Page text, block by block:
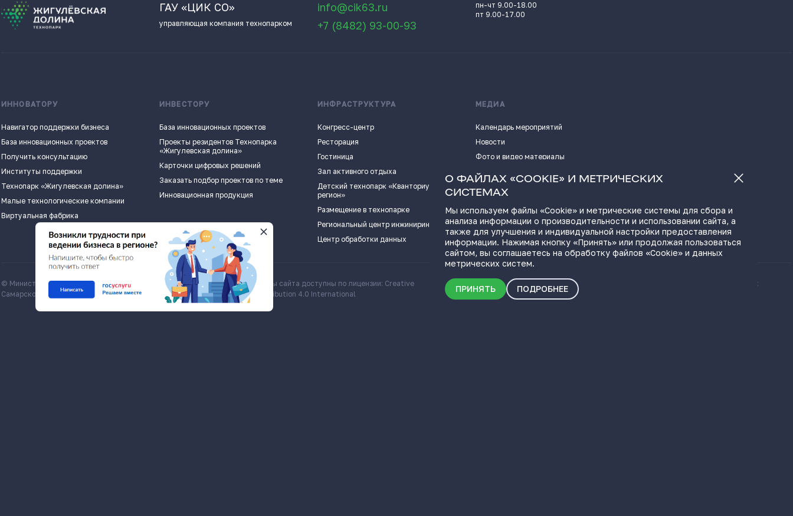
ГАУ «ЦИК СО»
управляющая компания технопарком
info@cik63.ru
+7 (8482) 93-00-93
пн-чт 9.00-18.00
пт 9.00-17.00
ИННОВАТОРУ
Навигатор поддержки бизнеса
База инновационных проектов
Получить консультацию
Институты поддержки
Технопарк «Жигулевская долина»
Малые технологические компании
Виртуальная фабрика
ИНВЕСТОРУ
База инновационных проектов
Проекты резидентов Технопарка
«Жигулевская долина»
Карточки цифровых решений
Заказать подбор проектов по теме
Инновационная продукция
ИНФРАСТРУКТУРА
Конгресс-центр
Ресторация
Гостиница
Зал активного отдыха
Детский технопарк «Кванториум - 63
регион»
Размещение в технопарке
Региональный центр инжиниринга
Центр обработки данных
МЕДИА
Календарь мероприятий
Новости
Фото и видео материалы
Истории успеха
ПОЛЕЗНЫЕ ССЫЛКИ
© Министерство экономического развития и инвестиций
Самарской области, economy.samregion.ru, 2026
Все материалы сайта доступны по лицензии: Creative
Commons Attribution 4.0 International
Скачать информационные материалы
о Самарской области
Политика о персональных
О ФАЙЛАХ «COOKIE» И МЕТРИЧЕСКИХ
СИСТЕМАХ
Мы используем файлы «Cookie» и метрические системы для сбора и
анализа информации о производительности и использовании сайта, а
также для улучшения и индивидуальной настройки предоставления
информации. Нажимая кнопку «Принять» или продолжая пользоваться
сайтом, вы соглашаетесь на обработку файлов «Cookie» и данных
метрических систем.
ПРИНЯТЬ ПОДРОБНЕЕ